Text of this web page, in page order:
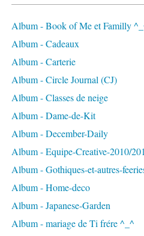
Album - Book of Me et Familly
Album - Cadeaux
Album - Carterie
Album - Circle Journal (CJ)
Album - Classes de neige
Album - Dame-de-Kit
Album - December-Daily
Album - Equipe-Creative-2010/
Album - Gothiques-et-autres-
Album - Home-deco
Album - Japanese-Garden
Album - mariage de Ti frére ^_^